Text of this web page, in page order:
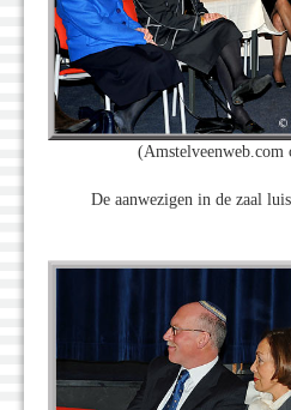
(Amstelveenweb.com
De aanwezigen in de zaal